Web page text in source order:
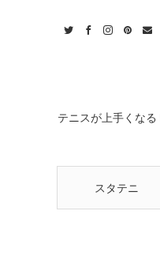
テニスが上手くな
スタテニ